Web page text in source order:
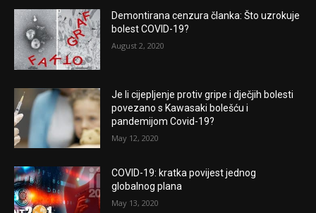
Demontirana cenzura članka: Što uzrokuje
bolest COVID-19?
August 2, 2020
Je li cijepljenje protiv gripe i dječjih bolesti
povezano s Kawasaki bolešću i
pandemijom Covid-19?
May 12, 2020
COVID-19: kratka povijest jednog
globalnog plana
May 13, 2020